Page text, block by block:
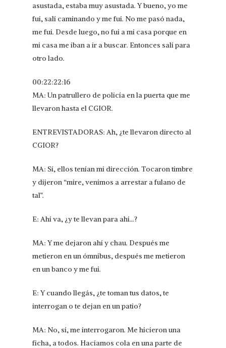
asustada, estaba muy asustada. Y bueno, yo me
fui, salí caminando y me fui. No me pasó nada,
me fui. Desde luego, no fui a mi casa porque en
mi casa me iban a ir a buscar. Entonces salí para
otro lado.
00:22:22:16
MA: Un patrullero de policía en la puerta que me
llevaron hasta el CGIOR.
ENTREVISTADORAS: Ah, ¿te llevaron directo al
CGIOR?
MA: Sí, ellos tenían mi dirección. Tocaron timbre
y dijeron “mire, venimos a arrestar a fulano de
tal”.
E: Ahí va, ¿y te llevan para ahí…?
MA: Y me dejaron ahí y chau. Después me
metieron en un ómnibus, después me metieron
en un banco y me fui.
E: Y cuando llegás, ¿te toman tus datos, te
interrogan o te dejan en un patio?
MA: No, sí, me interrogaron. Me hicieron una
ficha, a todos. Hacíamos cola en una parte de